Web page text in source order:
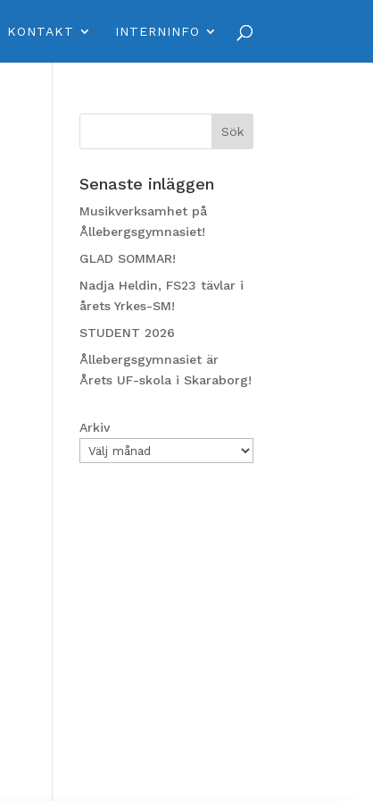
KONTAKT INTERNINFO
Senaste inläggen
Musikverksamhet på
Ållebergsgymnasiet!
GLAD SOMMAR!
Nadja Heldin, FS23 tävlar i
årets Yrkes-SM!
STUDENT 2026
Ållebergsgymnasiet är
Årets UF-skola i Skaraborg!
Arkiv